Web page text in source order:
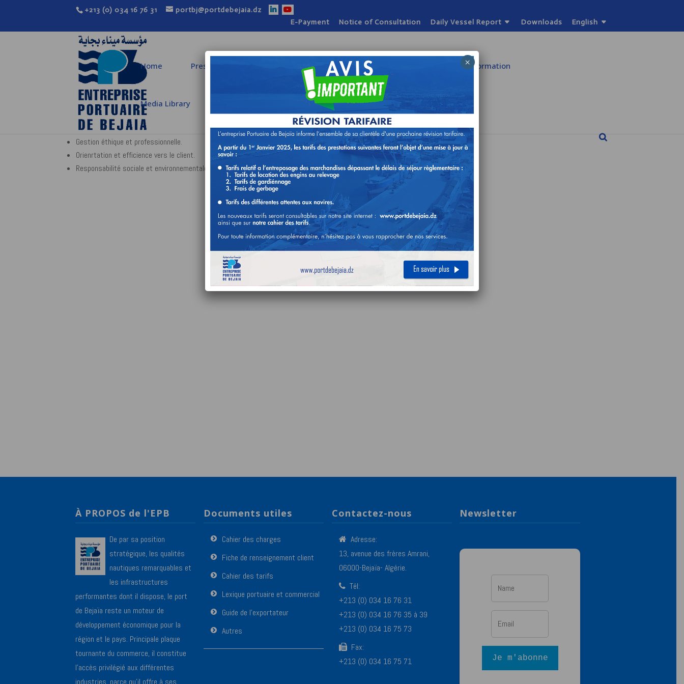
+213 (0) 034 16 76 31
portbj@portdebejaia.dz
E-Payment
Notice of Consultation Daily Vessel Report Downloads English
Home Presentation Our Activities Our Strengths Practical Information
Media Library
Valorisation et engagement des potentiels.
Gestion éthique et professionnelle.
Orienrtation et efficience vers le client.
Responsabilité sociale et environnementale (RSE).
À PROPOS de l'EPB
De par sa position
stratégique, les qualités
nautiques remarquables et
les infrastructures
performantes dont il dispose, le port
de Bejaïa reste un moteur de
développement économique pour la
région et le pays. Principale plaque
tournante du commerce, il constitue
l’accès privilégié aux différentes
industries, parce qu’il offre à ses
Documents utiles
Cahier des charges
Fiche de renseignement client
Cahier des tarifs
Lexique portuaire et commercial
Guide de l’exportateur
Autres
Contactez-nous
Adresse:
13, avenue des frères Amrani,
06000-Bejaïa- Algérie.
Tél:
+213 (0) 034 16 76 31
+213 (0) 034 16 76 35 à 39
+213 (0) 034 16 75 73
Fax:
+213 (0) 034 16 75 71
Newsletter
Je m'abonne
×